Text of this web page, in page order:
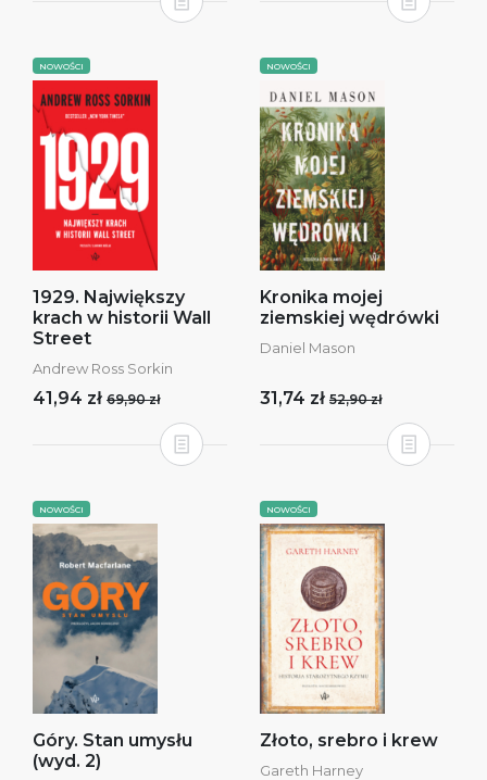
NOWOŚCI
1929. Największy
krach w historii Wall
Street
Andrew Ross Sorkin
41,94 zł 69,90 zł
NOWOŚCI
Kronika mojej
ziemskiej wędrówki
Daniel Mason
31,74 zł 52,90 zł
NOWOŚCI
Góry. Stan umysłu
(wyd. 2)
NOWOŚCI
Złoto, srebro i krew
Gareth Harney